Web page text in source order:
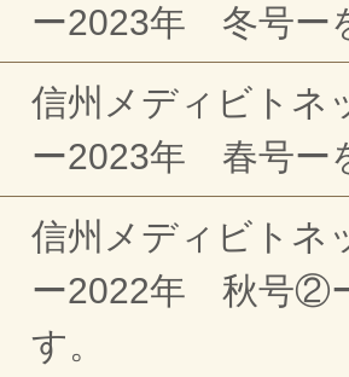
ー2023年 冬号ー
信州メディビトネ
ー2023年 春号ー
信州メディビトネ
ー2022年 秋号②
す。